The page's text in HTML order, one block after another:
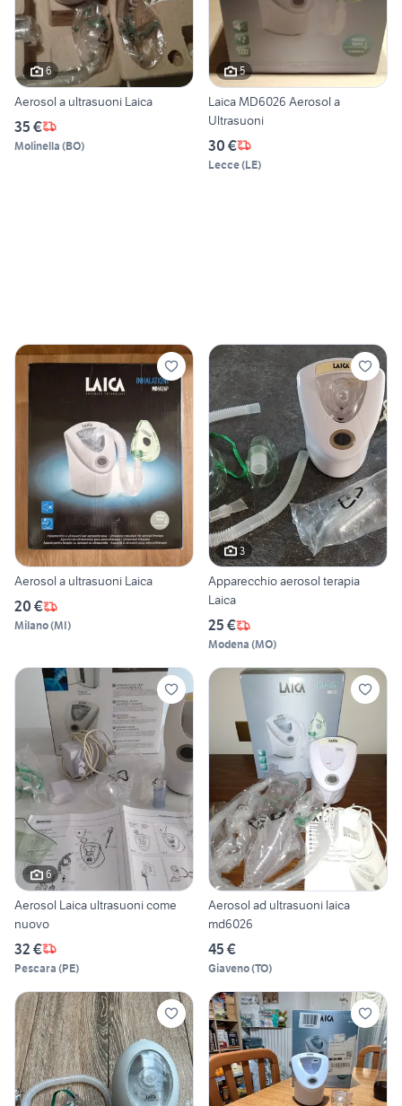
6
Aerosol a ultrasuoni Laica
35 €
Molinella (BO)
5
Laica MD6026 Aerosol a
Ultrasuoni
30 €
Lecce(LE)
Aerosol a ultrasuoni Laica
20 €
Milano(MI)
3
Apparecchio aerosol terapia
Laica
25 €
Modena (MO)
6
Aerosol Laica ultrasuoni come
nuovo
32 €
Pescara (PE)
Aerosol ad ultrasuoni laica
md6026
45 €
Giaveno(TO)